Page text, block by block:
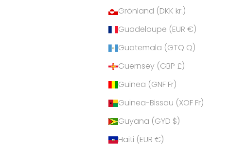
Grönland (DKK kr.)
Guadeloupe (EUR €)
Guatemala (GTQ Q)
Guernsey (GBP £)
Guinea (GNF Fr)
Guinea-Bissau (XOF Fr)
Guyana (GYD $)
Haiti (EUR €)